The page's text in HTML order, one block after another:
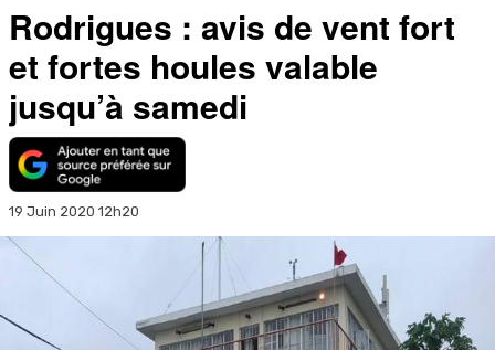
Rodrigues : avis de vent fort
et fortes houles valable
jusqu’à samedi
19 Juin 2020 12h20